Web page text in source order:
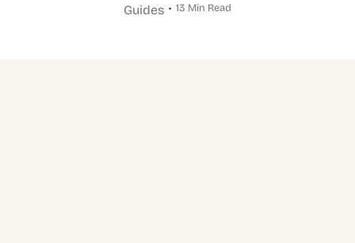
Guides 13 Min Read